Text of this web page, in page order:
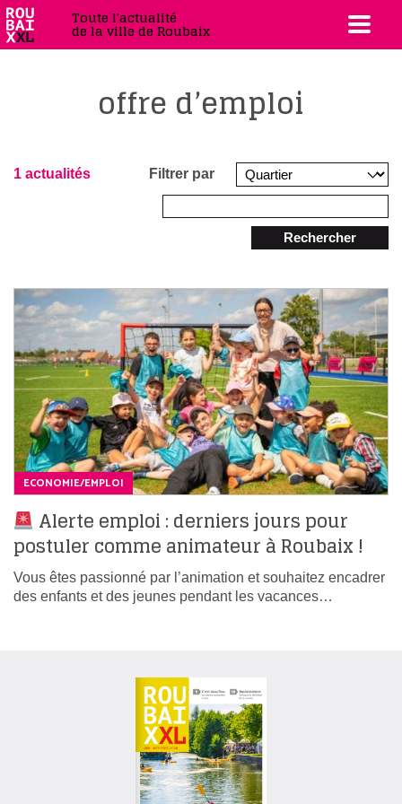
Toute l'actualité
de la ville de Roubaix
offre d’emploi
1 actualités Filtrer par
Rechercher
ECONOMIE/EMPLOI
Alerte emploi : derniers jours pour
postuler comme animateur à Roubaix !
Vous êtes passionné par l’animation et souhaitez encadrer
des enfants et des jeunes pendant les vacances…